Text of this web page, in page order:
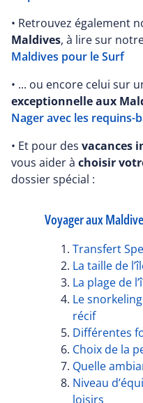
• Retrouvez également
Maldives, à lire sur
Maldives pour le Surf
• ... ou encore celui sur
exceptionnelle aux
Nager avec les requins-
• Et pour des vacances
vous aider à choisir
dossier spécial :
Voyager aux
Transfert
La taille de
La plage de
Le
récif
Différentes
Choix de la
Quelle
Niveau
loisirs